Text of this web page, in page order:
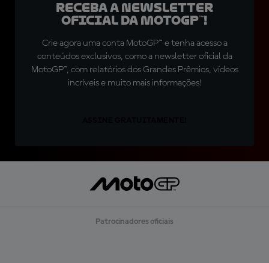
Receba a newsletter
oficial da MotoGP™!
Crie agora uma conta MotoGP™ e tenha acesso a
conteúdos exclusivos, como a newsletter oficial da
MotoGP™, com relatórios dos Grandes Prêmios, vídeos
incríveis e muito mais informações!
Patrocinadores oficiais